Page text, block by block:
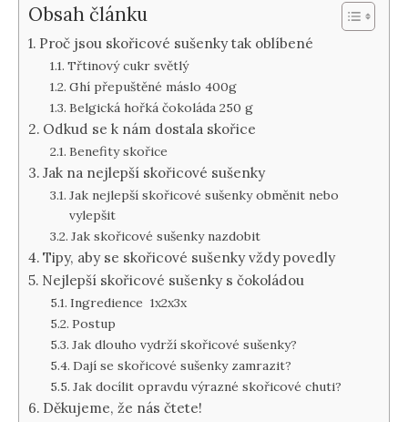
Obsah článku
Proč jsou skořicové sušenky tak oblíbené
Třtinový cukr světlý
Ghí přepuštěné máslo 400g
Belgická hořká čokoláda 250 g
Odkud se k nám dostala skořice
Benefity skořice
Jak na nejlepší skořicové sušenky
Jak nejlepší skořicové sušenky obměnit nebo
vylepšit
Jak skořicové sušenky nazdobit
Tipy, aby se skořicové sušenky vždy povedly
Nejlepší skořicové sušenky s čokoládou
Ingredience 1x2x3x
Postup
Jak dlouho vydrží skořicové sušenky?
Dají se skořicové sušenky zamrazit?
Jak docílit opravdu výrazné skořicové chuti?
Děkujeme, že nás čtete!